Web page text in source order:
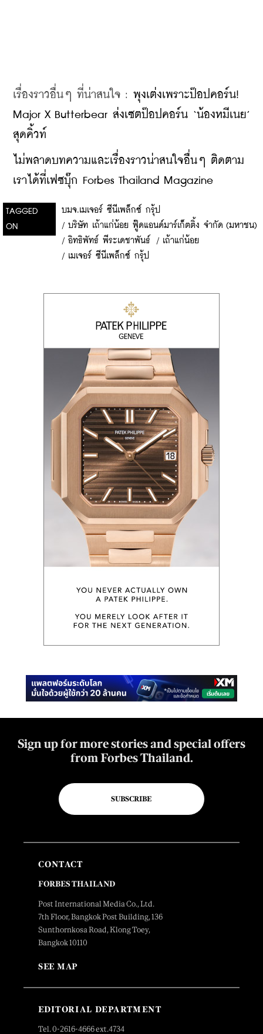
เรื่องราวอื่นๆ ที่น่าสนใจ : พุงเต่งเพราะป๊อปคอร์น!
Major X Butterbear ส่งเซตป๊อปคอร์น ‘น้องหมีเนย’
สุดคิ้วท์
ไม่พลาดบทความและเรื่องราวน่าสนใจอื่นๆ ติดตาม
เราได้ที่เฟซบุ๊ก Forbes Thailand Magazine
TAGGED
ON
บมจ.เมเจอร์ ซีนีเพล็กซ์ กรุ้ป
/ บริษัท เถ้าแก่น้อย ฟู๊ดแอนด์มาร์เก็ตติ้ง จำกัด (มหาชน)
/ อิทธิพัทธ์ พีระเดชาพันธ์ / เถ้าแก่น้อย
/ เมเจอร์ ซีนีเพล็กซ์ กรุ้ป
Sign up for more stories and special offers
from Forbes Thailand.
SUBSCRIBE
CONTACT
FORBES THAILAND
Post International Media Co., Ltd.
7th Floor, Bangkok Post Building, 136
Sunthornkosa Road, Klong Toey,
Bangkok 10110
SEE MAP
EDITORIAL DEPARTMENT
Tel. 0-2616-4666 ext.4734